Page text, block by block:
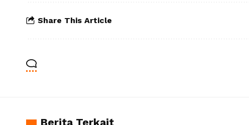
Share This Article
Berita Terkait